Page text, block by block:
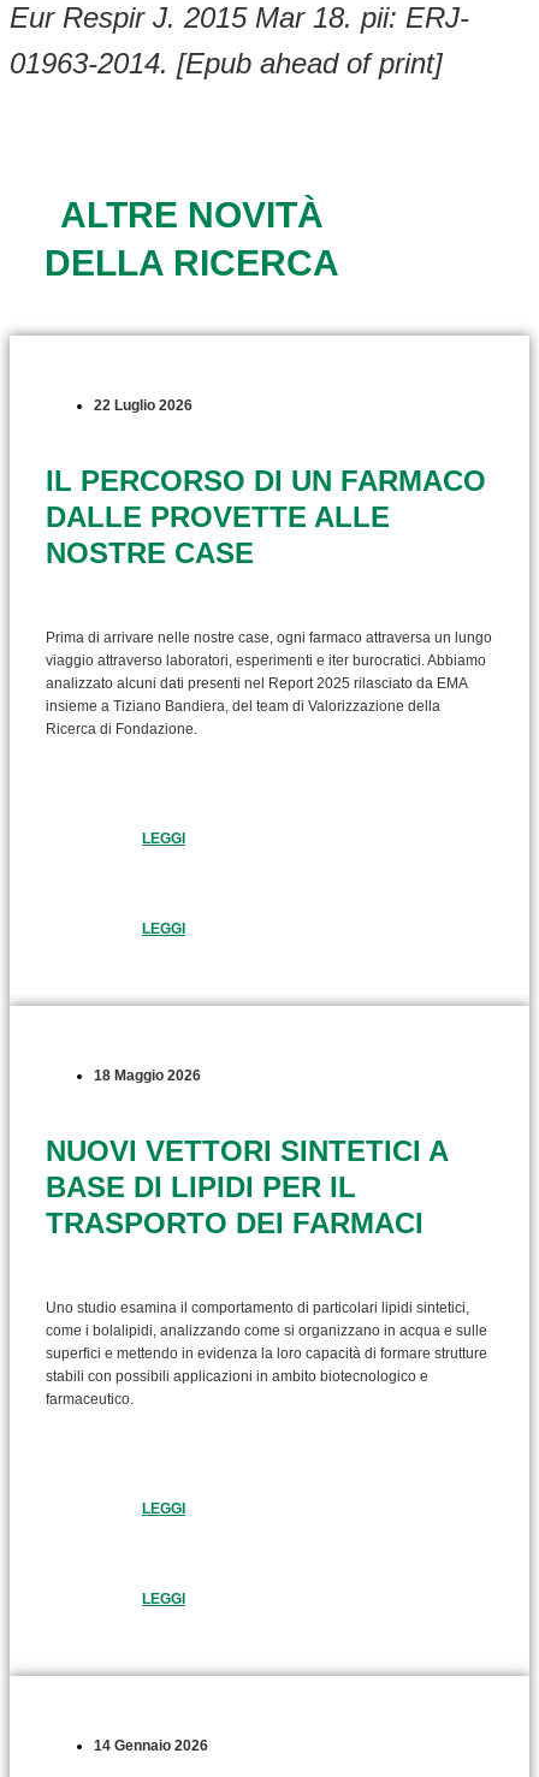
Eur Respir J. 2015 Mar 18. pii: ERJ-
01963-2014. [Epub ahead of print]
ALTRE NOVITÀ
DELLA RICERCA
22 Luglio 2026
IL PERCORSO DI UN FARMACO
DALLE PROVETTE ALLE
NOSTRE CASE
Prima di arrivare nelle nostre case, ogni farmaco attraversa un lungo
viaggio attraverso laboratori, esperimenti e iter burocratici. Abbiamo
analizzato alcuni dati presenti nel Report 2025 rilasciato da EMA
insieme a Tiziano Bandiera, del team di Valorizzazione della
Ricerca di Fondazione.
LEGGI
LEGGI
18 Maggio 2026
NUOVI VETTORI SINTETICI A
BASE DI LIPIDI PER IL
TRASPORTO DEI FARMACI
Uno studio esamina il comportamento di particolari lipidi sintetici,
come i bolalipidi, analizzando come si organizzano in acqua e sulle
superfici e mettendo in evidenza la loro capacità di formare strutture
stabili con possibili applicazioni in ambito biotecnologico e
farmaceutico.
LEGGI
LEGGI
14 Gennaio 2026